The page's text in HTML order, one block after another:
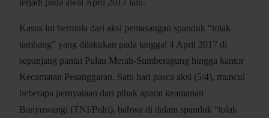
terjadi pada awal April 2017 lalu.
Kasus ini bermula dari aksi pemasangan spanduk “tolak
tambang” yang dilakukan pada tanggal 4 April 2017 di
sepanjang pantai Pulau Merah-Sumberagung hingga kantor
Kecamatan Pesanggaran. Satu hari pasca aksi (5/4), muncul
beberapa pernyataan dari pihak aparat keamanan
Banyuwangi (TNI/Polri), bahwa di dalam spanduk “tolak